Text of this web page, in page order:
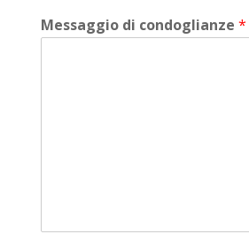
Messaggio di condoglianze *